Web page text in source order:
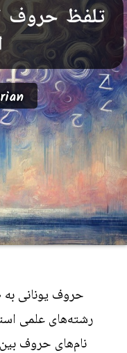
تلفظ حروف
حروف یونانی
رشته‌های علمی
نام‌های حروف